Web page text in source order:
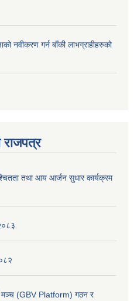
नवीकरण गर्न बाँकी लाभग्राहीहरुको
राजपत्र
तथा आय आर्जन सुधार कार्यक्रम
मञ्च (GBV Platform) गठन र